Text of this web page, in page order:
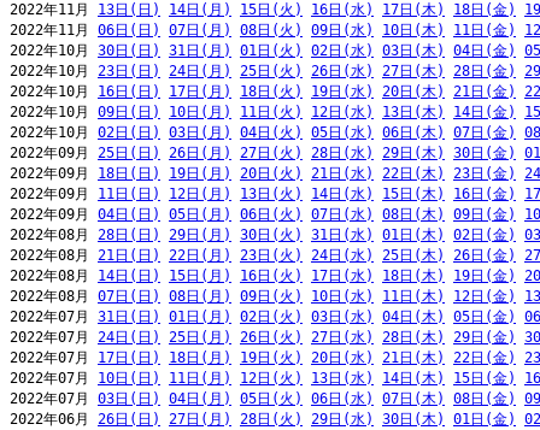
2022年11月 13日(日) 14日(月) 15日(火) 16日(水) 17日(木) 18日(金)
2022年11月 06日(日) 07日(月) 08日(火) 09日(水) 10日(木) 11日(金)
2022年10月 30日(日) 31日(月) 01日(火) 02日(水) 03日(木) 04日(金)
2022年10月 23日(日) 24日(月) 25日(火) 26日(水) 27日(木) 28日(金)
2022年10月 16日(日) 17日(月) 18日(火) 19日(水) 20日(木) 21日(金)
2022年10月 09日(日) 10日(月) 11日(火) 12日(水) 13日(木) 14日(金)
2022年10月 02日(日) 03日(月) 04日(火) 05日(水) 06日(木) 07日(金)
2022年09月 25日(日) 26日(月) 27日(火) 28日(水) 29日(木) 30日(金)
2022年09月 18日(日) 19日(月) 20日(火) 21日(水) 22日(木) 23日(金)
2022年09月 11日(日) 12日(月) 13日(火) 14日(水) 15日(木) 16日(金)
2022年09月 04日(日) 05日(月) 06日(火) 07日(水) 08日(木) 09日(金)
2022年08月 28日(日) 29日(月) 30日(火) 31日(水) 01日(木) 02日(金)
2022年08月 21日(日) 22日(月) 23日(火) 24日(水) 25日(木) 26日(金)
2022年08月 14日(日) 15日(月) 16日(火) 17日(水) 18日(木) 19日(金)
2022年08月 07日(日) 08日(月) 09日(火) 10日(水) 11日(木) 12日(金)
2022年07月 31日(日) 01日(月) 02日(火) 03日(水) 04日(木) 05日(金)
2022年07月 24日(日) 25日(月) 26日(火) 27日(水) 28日(木) 29日(金)
2022年07月 17日(日) 18日(月) 19日(火) 20日(水) 21日(木) 22日(金)
2022年07月 10日(日) 11日(月) 12日(火) 13日(水) 14日(木) 15日(金)
2022年07月 03日(日) 04日(月) 05日(火) 06日(水) 07日(木) 08日(金)
2022年06月 26日(日) 27日(月) 28日(火) 29日(水) 30日(木) 01日(金)